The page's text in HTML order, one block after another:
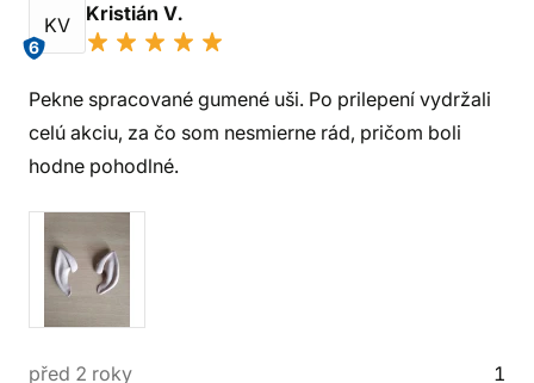
KV
6
Kristián V.
Pekne spracované gumené uši. Po prilepení vydržali
celú akciu, za čo som nesmierne rád, pričom boli
hodne pohodlné.
před 2 roky 1